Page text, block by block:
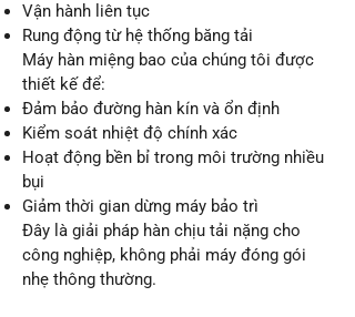
Vận hành liên tục
Rung động từ hệ thống băng tải
Máy hàn miệng bao của chúng tôi được
thiết kế để:
Đảm bảo đường hàn kín và ổn định
Kiểm soát nhiệt độ chính xác
Hoạt động bền bỉ trong môi trường nhiều
bụi
Giảm thời gian dừng máy bảo trì
Đây là giải pháp hàn chịu tải nặng cho
công nghiệp, không phải máy đóng gói
nhẹ thông thường.